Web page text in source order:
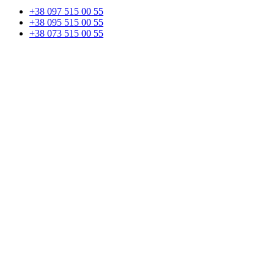
+38 097 515 00 55
+38 095 515 00 55
+38 073 515 00 55